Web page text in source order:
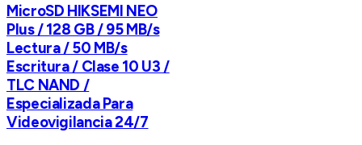
MicroSD HIKSEMI NEO
Plus / 128 GB / 95 MB/s
Lectura / 50 MB/s
Escritura / Clase 10 U3 /
TLC NAND /
Especializada Para
Videovigilancia 24/7